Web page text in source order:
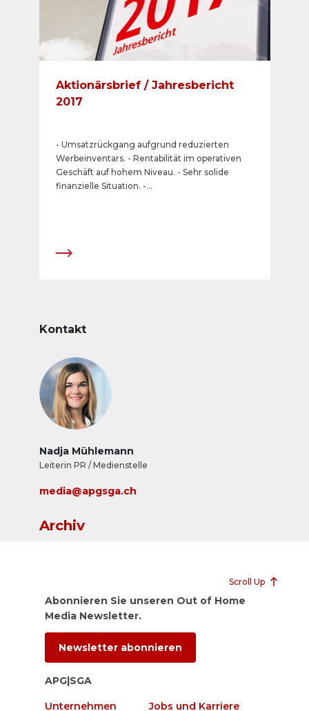
Aktionärsbrief / Jahresbericht
2017
- Umsatzrückgang aufgrund reduzierten
Werbeinventars. - Rentabilität im operativen
Geschäft auf hohem Niveau. - Sehr solide
finanzielle Situation. -
Kontakt
Nadja Mühlemann
Leiterin PR / Medienstelle
media@apgsga.ch
Archiv
Scroll Up
Abonnieren Sie unseren Out of Home
Media Newsletter.
Newsletter abonnieren
APG|SGA
Unternehmen Jobs und Karriere